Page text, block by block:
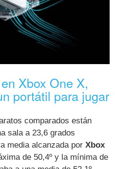
Xbox One X,
portátil para jugar
comparados están
sala a 23,6 grados
media alcanzada porXbox
de 50,4º y la mínima de